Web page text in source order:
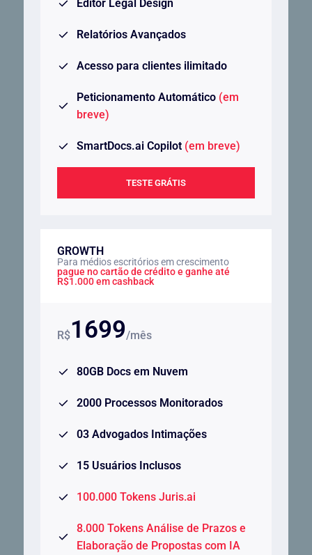
Editor Legal Design
Relatórios Avançados
Acesso para clientes ilimitado
Peticionamento Automático (em
breve)
SmartDocs.ai Copilot (em breve)
TESTE GRÁTIS
GROWTH
Para médios escritórios em crescimento
pague no cartão de crédito e ganhe até
R$1.000 em cashback
R$1699/mês
80GB Docs em Nuvem
2000 Processos Monitorados
03 Advogados Intimações
15 Usuários Inclusos
100.000 Tokens Juris.ai
8.000 Tokens Análise de Prazos e
Elaboração de Propostas com IA